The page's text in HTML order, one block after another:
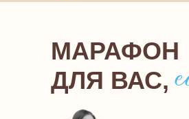
МАРАФОН
ДЛЯ ВАС,